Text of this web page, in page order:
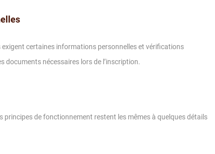
certaines informations personnelles et vérifications
documents nécessaires lors de l’inscription.
de fonctionnement restent les mêmes à quelques détails